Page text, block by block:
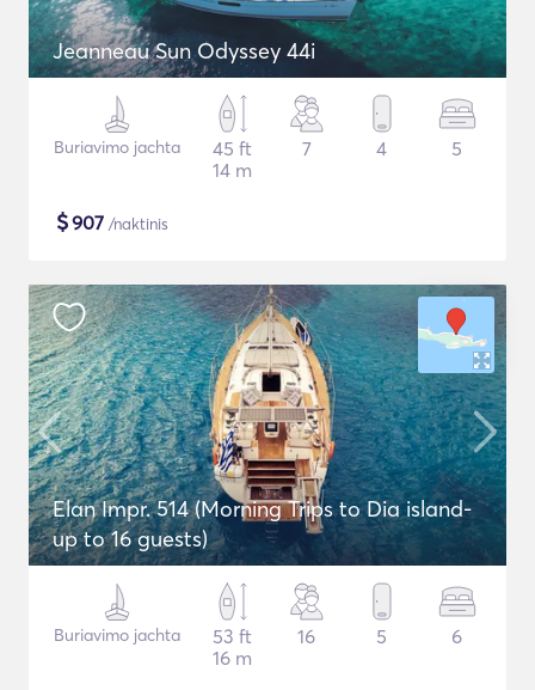
Jeanneau Sun Odyssey 44i
Buriavimo jachta
45 ft
14 m
7 4 5
$907 /naktinis
Elan Impr. 514 (Morning Trips to Dia island-
up to 16 guests)
Buriavimo jachta
53 ft
16 m
16 5 6